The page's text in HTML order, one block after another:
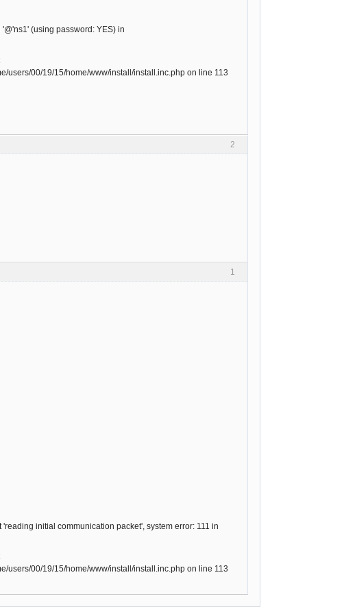
(using password: YES) in
users/00/19/15/home/www/install/install.inc.php on line 113
2
1
initial communication packet', system error: 111 in
users/00/19/15/home/www/install/install.inc.php on line 113